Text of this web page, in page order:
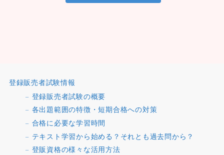
登録販売者試験情報
登録販売者試験の概要
各出題範囲の特徴・短期合格への対策
合格に必要な学習時間
テキスト学習から始める？それとも過去問から？
登販資格の様々な活用方法